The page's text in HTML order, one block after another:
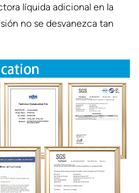
líquida adicional en la
no se desvanezca tan